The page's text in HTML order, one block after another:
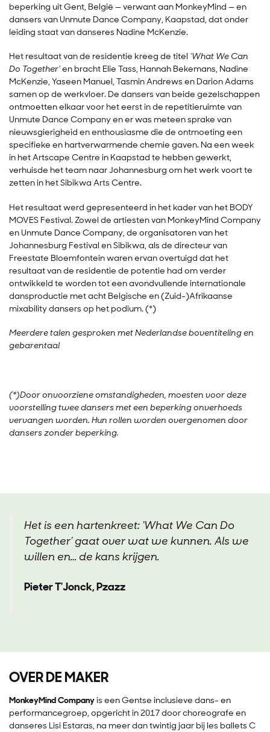
beperking uit Gent, België — verwant aan MonkeyMind — en
dansers van Unmute Dance Company, Kaapstad, dat onder
leiding staat van danseres Nadine McKenzie.
Het resultaat van de residentie kreeg de titel ‘What We Can
Do Together’en bracht Elie Tass, Hannah Bekemans, Nadine
McKenzie, Yaseen Manuel, Tasmin Andrews en Darion Adams
samen op de werkvloer. De dansers van beide gezelschappen
ontmoetten elkaar voor het eerst in de repetitieruimte van
Unmute Dance Company en er was meteen sprake van
nieuwsgierigheid en enthousiasme die de ontmoeting een
specifieke en hartverwarmende chemie gaven. Na een week
in het Artscape Centre in Kaapstad te hebben gewerkt,
verhuisde het team naar Johannesburg om het werk voort te
zetten in het Sibikwa Arts Centre.
Het resultaat werd gepresenteerd in het kader van het BODY
MOVES Festival. Zowel de artiesten van MonkeyMind Company
en Unmute Dance Company, de organisatoren van het
Johannesburg Festival en Sibikwa, als de directeur van
Freestate Bloemfontein waren ervan overtuigd dat het
resultaat van de residentie de potentie had om verder
ontwikkeld te worden tot een avondvullende internationale
dansproductie met acht Belgische en (Zuid-)Afrikaanse
mixability dansers op het podium. (*)
Meerdere talen gesproken met Nederlandse boventiteling en
gebarentaal
(*)Door onvoorziene omstandigheden, moesten voor deze
voorstelling twee dansers met een beperking onverhoeds
vervangen worden. Hun rollen worden overgenomen door
dansers zonder beperking.
Het is een hartenkreet: ‘What We Can Do
Together’ gaat over wat we kunnen. Als we
willen en… de kans krijgen.
Pieter T'Jonck, Pzazz
OVER DE MAKER
MonkeyMind Companyis een Gentse inclusieve dans- en
performancegroep, opgericht in 2017 door choreografe en
danseres Lisi Estaras, na meer dan twintig jaar bij les ballets C